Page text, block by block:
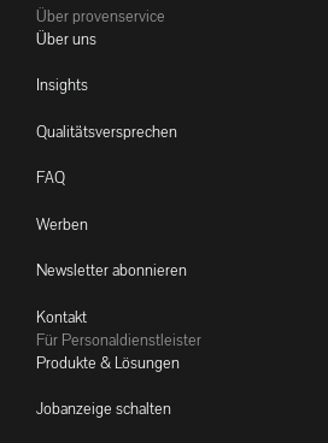
Über provenservice
Über uns
Insights
Qualitätsversprechen
FAQ
Werben
Newsletter abonnieren
Kontakt
Für Personaldienstleister
Produkte & Lösungen
Jobanzeige schalten